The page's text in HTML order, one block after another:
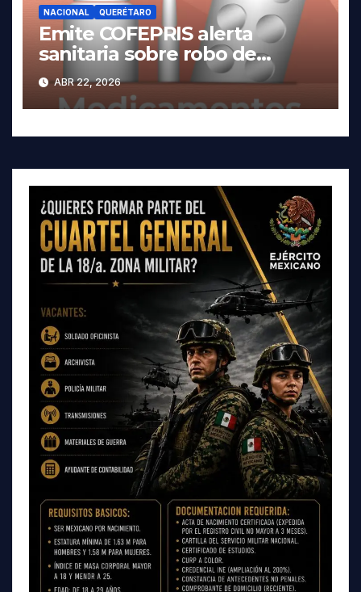
NACIONAL QUERÉTARO
Emite COFEPRIS alerta
sanitaria sobre robo de
medicamentos
ABR 22, 2026